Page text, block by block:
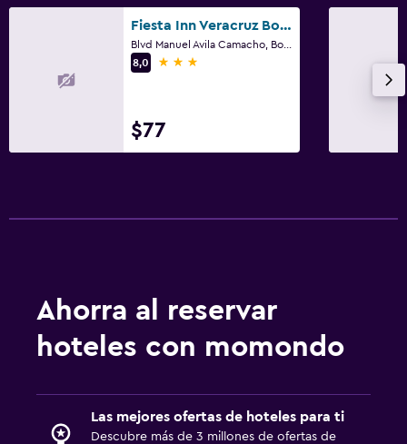
Fiesta Inn Veracruz Boca del Rio
8,0
3 estrellas
$77
Ahorra al reservar
hoteles con momondo
Las mejores ofertas de hoteles para ti
Descubre más de 3 millones de ofertas de